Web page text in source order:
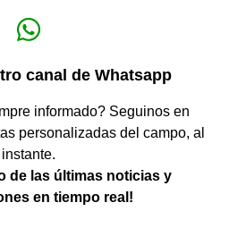
canal de Whatsapp
informado? Seguinos en
personalizadas del campo, al
instante.
de las últimas noticias y
en tiempo real!